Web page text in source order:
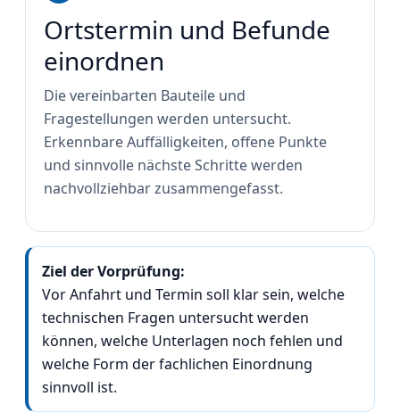
Ortstermin und Befunde
einordnen
Die vereinbarten Bauteile und
Fragestellungen werden untersucht.
Erkennbare Auffälligkeiten, offene Punkte
und sinnvolle nächste Schritte werden
nachvollziehbar zusammengefasst.
Ziel der Vorprüfung:
Vor Anfahrt und Termin soll klar sein, welche
technischen Fragen untersucht werden
können, welche Unterlagen noch fehlen und
welche Form der fachlichen Einordnung
sinnvoll ist.